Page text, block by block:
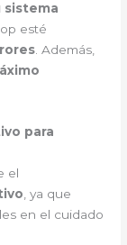
sistema
esté
. Además,
para
el
, ya que
en el cuidado